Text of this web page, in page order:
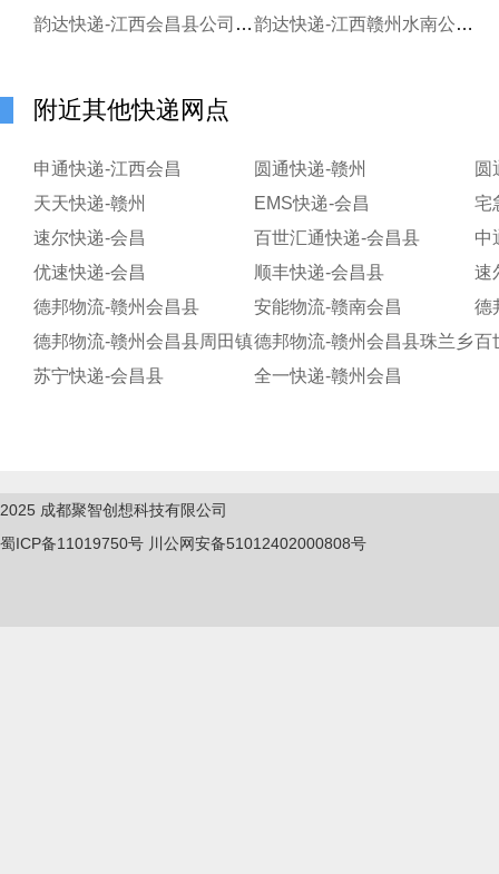
韵达快递-江西会昌县公司启圣制衣便民服务站
韵达快递-江西赣州水南公司娱乐城分部
附近其他快递网点
申通快递-江西会昌 圆通快递-赣州
圆
天天快递-赣州
EMS快递-会昌
宅
速尔快递-会昌
百世汇通快递-会昌县
中
优速快递-会昌
顺丰快递-会昌县
速
德邦物流-赣州会昌县
安能物流-赣南会昌
德邦物流-赣州会昌县周田镇德邦物流-赣州会昌县珠兰乡百
苏宁快递-会昌县
全一快递-赣州会昌
2025 成都聚智创想科技有限公司
蜀ICP备11019750号 川公网安备51012402000808号